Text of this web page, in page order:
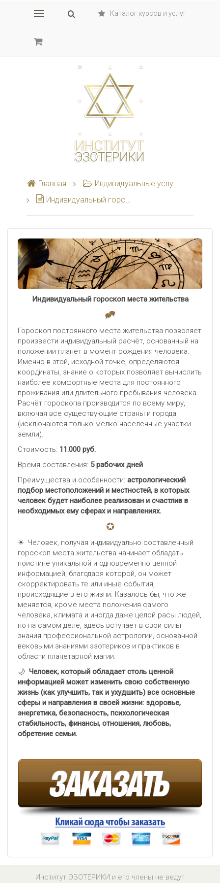
Каталог курсов и услуг
Главная
Индивидуальные услуги в области эзотерики и магии
Индивидуальный гороскоп места жительства
Индивидуальный гороскоп места жительства
Гороскоп постоянного места жительства позволяет
произвести индивидуальный расчёт, основанный на
положении планет в момент рождения человека.
Именно в этой, исходной точке, определяются
координаты, знание о которых позволяет вычислить
наиболее комфортные места для постоянного
проживания или длительного пребывания человека.
Расчёт гороскопа производится по всему миру,
включая все существующие страны и города
(исключаются только мелко населённые участки
земли).
Стоимость: 11.000 руб.
Время составления: 5 рабочих дней
Преимущества и особенности: астрологический
подбор местоположений и местностей, в которых
человек будет наиболее реализован и счастлив в
необходимых ему сферах и направлениях.
☀ Человек, получая индивидуально составленный
гороскоп места жительства начинает обладать
поистине уникальной и одновременно ценной
информацией, благодаря которой, он может
скорректировать те или иные события,
происходящие в его жизни. Казалось бы, что же
меняется, кроме места положения самого
человека, климата и иногда даже целой расы людей,
но на самом деле, здесь вступает в свои силы
знания профессиональной астрологии, основанной
вековыми знаниями эзотериков и практиков в
области планетарной магии.
🌙 Человек, который обладает столь ценной
информацией может изменить свою собственную
жизнь (как улучшить, так и ухудшить) все основные
сферы и направления в своей жизни: здоровье,
энергетика, безопасность, психологическая
стабильность, финансы, отношения, любовь,
обретение семьи.
Институт ЭЗОТЕРИКИ и его члены не ведут